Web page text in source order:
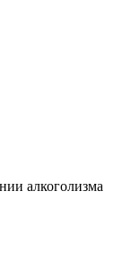
алкоголизма